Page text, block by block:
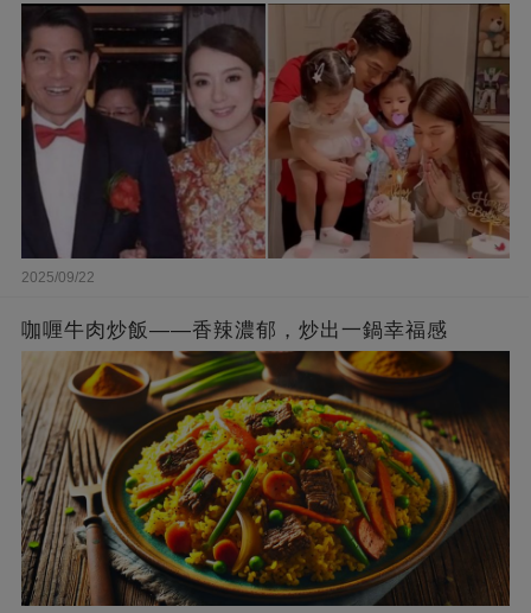
被贊爆
2025/09/22
咖喱牛肉炒飯——香辣濃郁，炒出一鍋幸福感